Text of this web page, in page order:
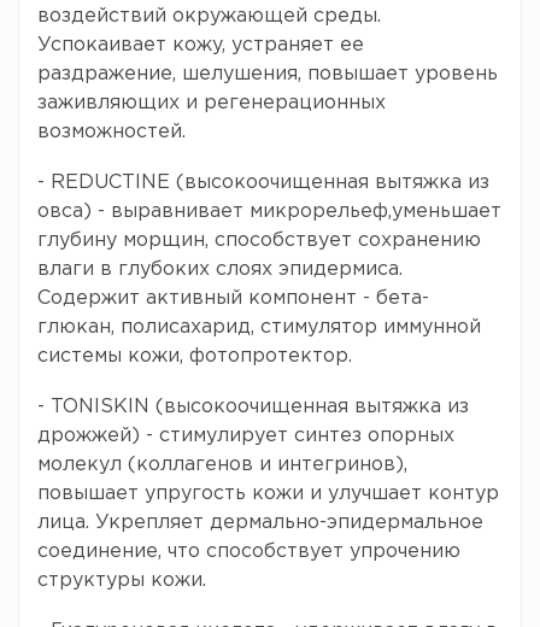
воздействий окружающей среды.
Успокаивает кожу, устраняет ее
раздражение, шелушения, повышает уровень
заживляющих и регенерационных
возможностей.
- REDUCTINE (высокоочищенная вытяжка из
овса) - выравнивает микрорельеф,уменьшает
глубину морщин, способствует сохранению
влаги в глубоких слоях эпидермиса.
Содержит активный компонент - бета-
глюкан, полисахарид, стимулятор иммунной
системы кожи, фотопротектор.
- TONISKIN (высокоочищенная вытяжка из
дрожжей) - стимулирует синтез опорных
молекул (коллагенов и интегринов),
повышает упругость кожи и улучшает контур
лица. Укрепляет дермально-эпидермальное
соединение, что способствует упрочению
структуры кожи.